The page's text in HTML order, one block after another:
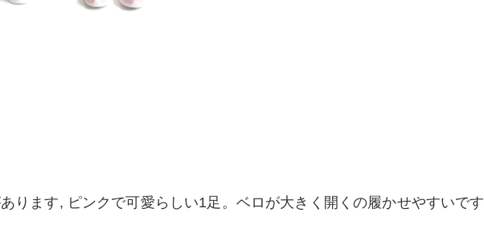
ります, ピンクで可愛らしい1足。ベロが大きく開くの履かせやすいです